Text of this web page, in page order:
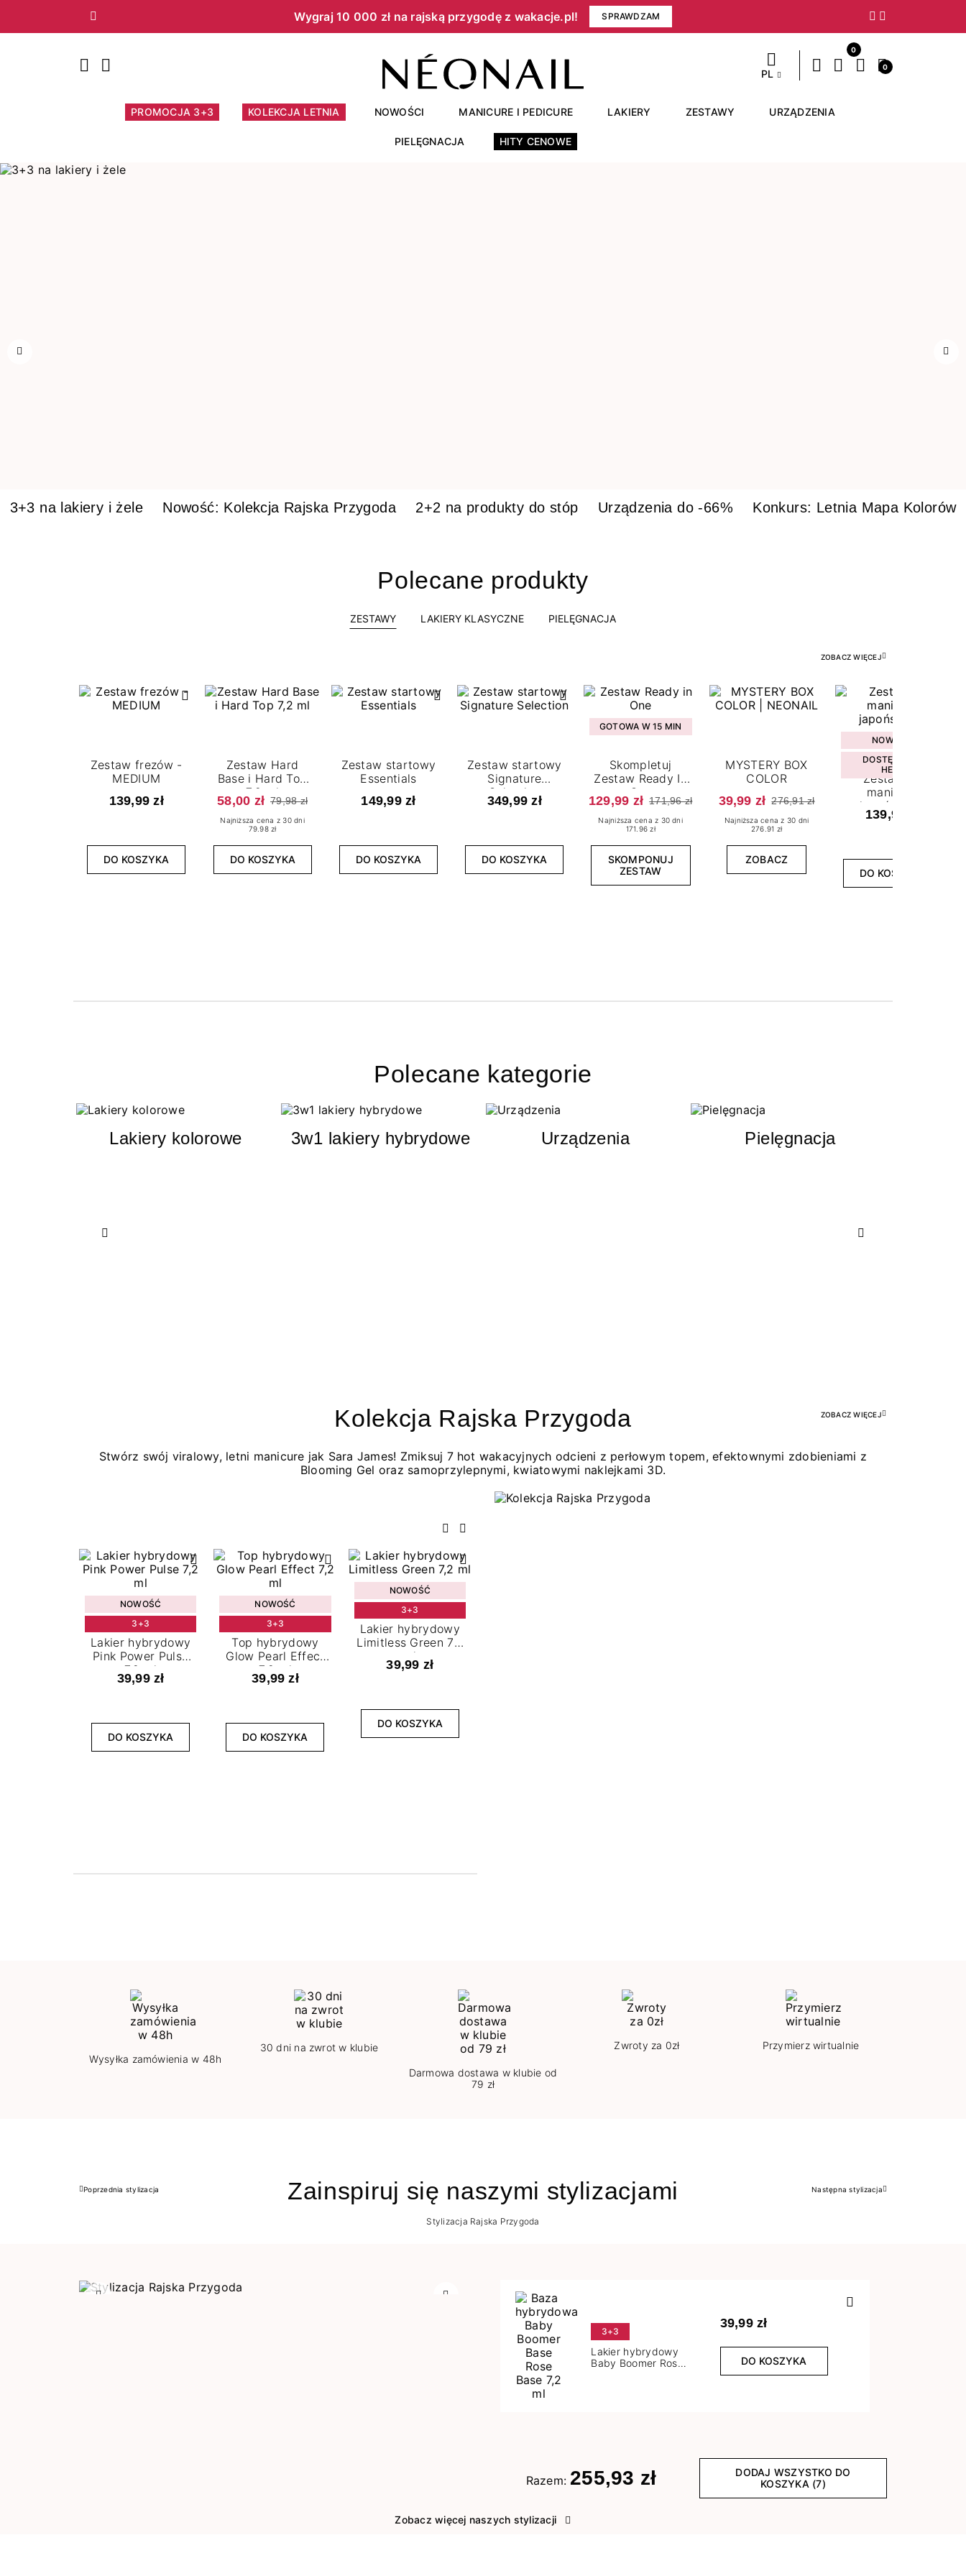
Wygraj 10 000 zł na rajską przygodę z wakacje.pl!​ SPRAWDZAM
Poprzedni Następny
PL
0
0
PROMOCJA 3+3 KOLEKCJA LETNIA NOWOŚCI MANICURE I PEDICURE LAKIERY ZESTAWY URZĄDZENIA
PIELĘGNACJA HITY CENOWE
3+3 na lakiery i żele Nowość: Kolekcja Rajska Przygoda 2+2 na produkty do stóp Urządzenia do -66% Konkurs: Letnia Mapa Kolorów
Polecane produkty
ZESTAWY LAKIERY KLASYCZNE PIELĘGNACJA
ZOBACZ WIĘCEJ
Zestaw frezów -
MEDIUM
139,99 zł
DO KOSZYKA
Zestaw Hard
Base i Hard Top
7,2 ml
58,00 zł 79,98 zł
Najniższa cena z 30 dni
79.98 zł
DO KOSZYKA
Zestaw startowy
Essentials
149,99 zł
DO KOSZYKA
Zestaw startowy
Signature
Selection
349,99 zł
DO KOSZYKA
GOTOWA W 15 MIN
Skompletuj
Zestaw Ready In
One
129,99 zł 171,96 zł
Najniższa cena z 30 dni
171.96 zł
SKOMPONUJ
ZESTAW
MYSTERY BOX
COLOR
39,99 zł 276,91 zł
Najniższa cena z 30 dni
276.91 zł
ZOBACZ
NOWOŚĆ
DOSTĘPNY W
HEBE
Zestaw do
manicure
japońskiego
139,99 zł
DO KOSZYKA
Polecane kategorie
Lakiery kolorowe 3w1 lakiery hybrydowe Urządzenia Pielęgnacja
Kolekcja Rajska Przygoda ZOBACZ WIĘCEJ
Stwórz swój viralowy, letni manicure jak Sara James! Zmiksuj 7 hot wakacyjnych odcieni z perłowym topem, efektownymi zdobieniami z
Blooming Gel oraz samoprzylepnymi, kwiatowymi naklejkami 3D.
Poprzedni
Następny
NOWOŚĆ
3+3
Lakier hybrydowy
Pink Power Pulse
7,2 ml
39,99 zł
DO KOSZYKA
NOWOŚĆ
3+3
Top hybrydowy
Glow Pearl Effect
7,2 ml
39,99 zł
DO KOSZYKA
NOWOŚĆ
3+3
Lakier hybrydowy
Limitless Green 7,2
ml
39,99 zł
DO KOSZYKA
Wysyłka zamówienia w 48h
30 dni na zwrot w klubie
Darmowa dostawa w klubie od
79 zł
Zwroty za 0zł Przymierz wirtualnie
Zainspiruj się naszymi stylizacjami
Poprzedni
Poprzednia stylizacja Następny
Następna stylizacja
Stylizacja Rajska Przygoda
3+3
Lakier hybrydowy
Baby Boomer Rose
39,99 zł
DO KOSZYKA
Razem: 255,93 zł
DODAJ WSZYSTKO DO
KOSZYKA (7)
Zobacz więcej naszych stylizacji